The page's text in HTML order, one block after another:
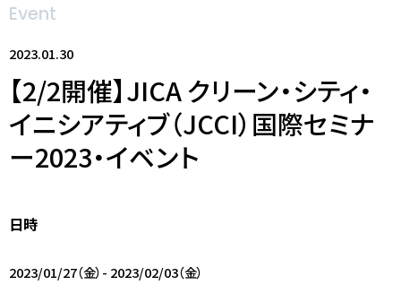
採用情報
Event
2023.01.30
【2/2開催】JICA クリーン・シティ・
イニシアティブ（JCCI）国際セミナ
ー2023・イベント
日時
2023/01/27（金）- 2023/02/03（金）